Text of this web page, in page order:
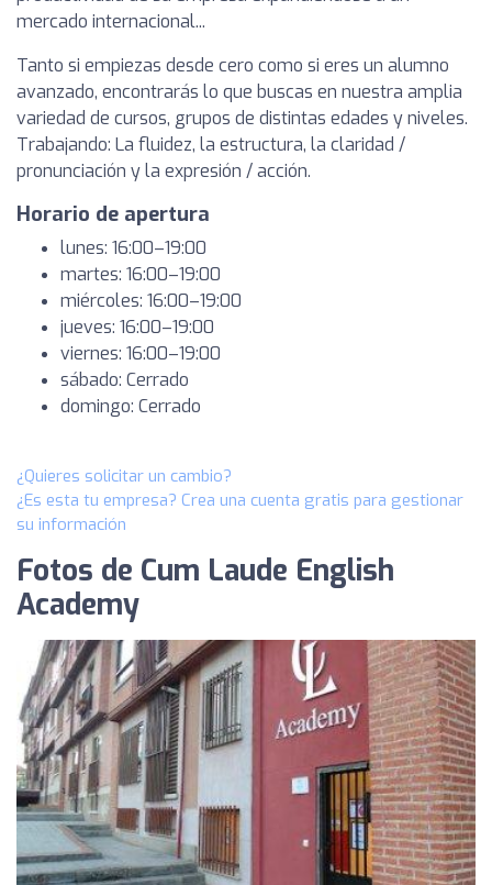
mercado internacional...
Tanto si empiezas desde cero como si eres un alumno
avanzado, encontrarás lo que buscas en nuestra amplia
variedad de cursos, grupos de distintas edades y niveles.
Trabajando: La fluidez, la estructura, la claridad /
pronunciación y la expresión / acción.
Horario de apertura
lunes: 16:00–19:00
martes: 16:00–19:00
miércoles: 16:00–19:00
jueves: 16:00–19:00
viernes: 16:00–19:00
sábado: Cerrado
domingo: Cerrado
¿Quieres solicitar un cambio?
¿Es esta tu empresa? Crea una cuenta gratis para gestionar
su información
Fotos de Cum Laude English
Academy